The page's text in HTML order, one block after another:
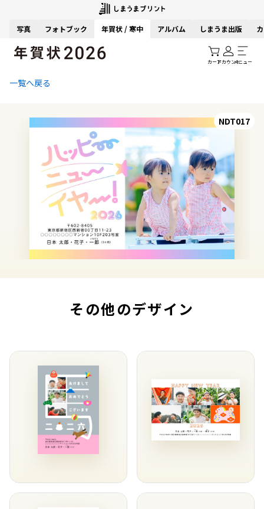
写真 フォトブック 年賀状 / 寒中 アルバム しまうま出版
カートアカウントメニュー
一覧へ戻る
NDT017
その他のデザイン